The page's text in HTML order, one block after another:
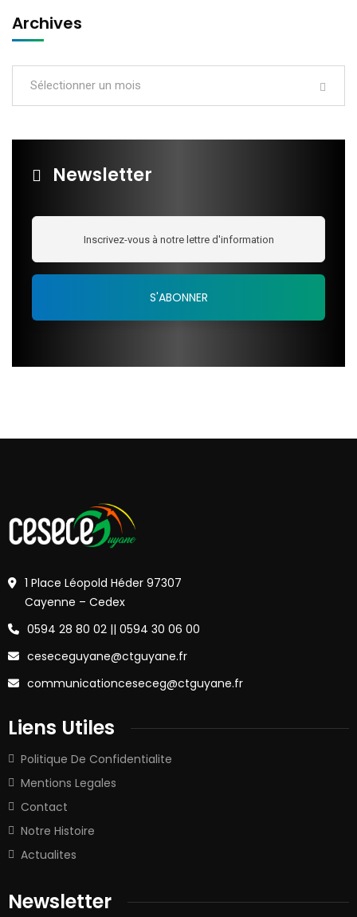
Archives
Sélectionner un mois
Newsletter
1 Place Léopold Héder 97307
Cayenne – Cedex
0594 28 80 02 || 0594 30 06 00
ceseceguyane@ctguyane.fr
communicationceseceg@ctguyane.fr
Liens Utiles
Politique De Confidentialite
Mentions Legales
Contact
Notre Histoire
Actualites
Newsletter